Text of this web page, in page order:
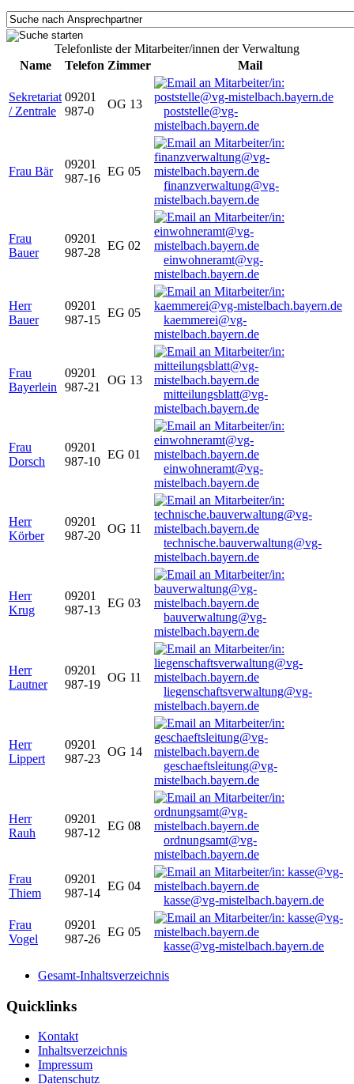
Telefonliste der Mitarbeiter/innen der Verwaltung
Name
Telefon Zimmer Mail
Sekretariat
/ Zentrale
09201
987-0
OG 13
poststelle@vg-
mistelbach.bayern.de
Frau Bär
09201
987-16
EG 05
finanzverwaltung@vg-
mistelbach.bayern.de
Frau
Bauer
09201
987-28
EG 02
einwohneramt@vg-
mistelbach.bayern.de
Herr
Bauer
09201
987-15
EG 05
kaemmerei@vg-
mistelbach.bayern.de
Frau
Bayerlein
09201
987-21
OG 13
mitteilungsblatt@vg-
mistelbach.bayern.de
Frau
Dorsch
09201
987-10
EG 01
einwohneramt@vg-
mistelbach.bayern.de
Herr
Körber
09201
987-20
OG 11
technische.bauverwaltung@vg-
mistelbach.bayern.de
Herr
Krug
09201
987-13
EG 03
bauverwaltung@vg-
mistelbach.bayern.de
Herr
Lautner
09201
987-19
OG 11
liegenschaftsverwaltung@vg-
mistelbach.bayern.de
Herr
Lippert
09201
987-23
OG 14
geschaeftsleitung@vg-
mistelbach.bayern.de
Herr
Rauh
09201
987-12
EG 08
ordnungsamt@vg-
mistelbach.bayern.de
Frau
Thiem
09201
987-14
EG 04
kasse@vg-mistelbach.bayern.de
Frau
Vogel
09201
987-26
EG 05
kasse@vg-mistelbach.bayern.de
Gesamt-Inhaltsverzeichnis
Quicklinks
Kontakt
Inhaltsverzeichnis
Impressum
Datenschutz